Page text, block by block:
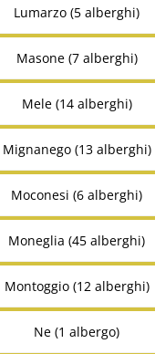
Lumarzo (5 alberghi)
Masone (7 alberghi)
Mele (14 alberghi)
Mignanego (13 alberghi)
Moconesi (6 alberghi)
Moneglia (45 alberghi)
Montoggio (12 alberghi)
Ne (1 albergo)